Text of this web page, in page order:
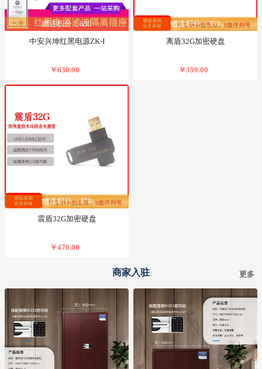
赠送积分：630
中安兴坤红黑电源ZK-I
￥630.00
赠送积分：399
离盾32G加密硬盘
￥399.00
赠送积分：470
震盾32G加密硬盘
￥470.00
商家入驻 更多